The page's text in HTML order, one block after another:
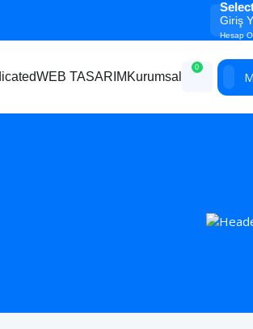
Giriş
Hesap
WEB TASARIM Kurumsal
0